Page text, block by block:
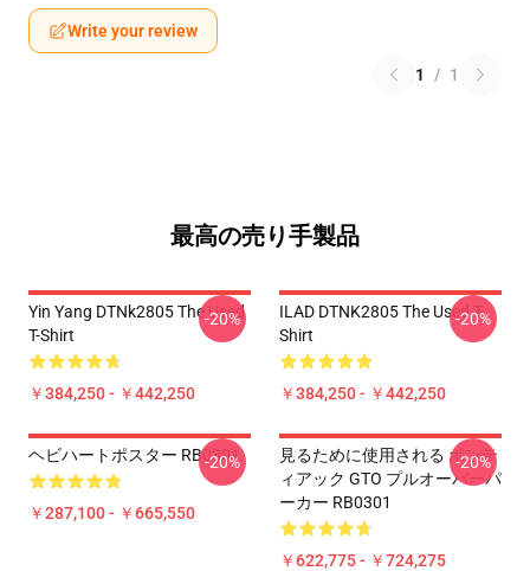
Write your review
1 / 1
最高の売り手製品
Yin Yang DTNk2805 The Used
T-Shirt
￥384,250 - ￥442,250
-20%
ILAD DTNK2805 The Used T-
Shirt
￥384,250 - ￥442,250
-20%
ヘビハートポスター RB0301
￥287,100 - ￥665,550
-20%
見るために使用される ポンテ
ィアック GTO プルオーバーパ
ーカー RB0301
￥622,775 - ￥724,275
-20%